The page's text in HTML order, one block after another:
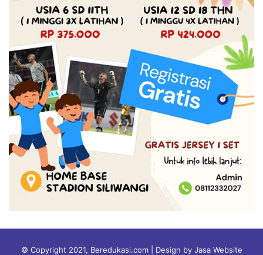
© Copyright 2021, Beredukasi.com | Design by Jasa Website